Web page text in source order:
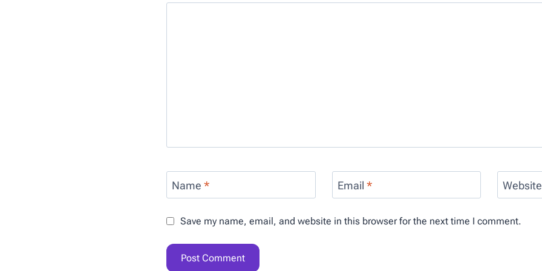
Name * Email * Website
Save my name, email, and website in this browser for the next time I comment.